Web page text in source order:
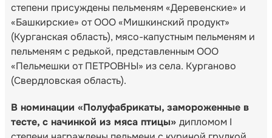
степени присуждены пельменям «Деревенские» и
«Башкирские» от ООО «Мишкинский продукт»
(Курганская область), мясо-капустным пельменям и
пельменям с редькой, представленным ООО
«Пельмешки от ПЕТРОВНЫ» из села. Курганово
(Свердловская область).
В номинации «Полуфабрикаты, замороженные в
тесте, с начинкой из мяса птицы» дипломом I